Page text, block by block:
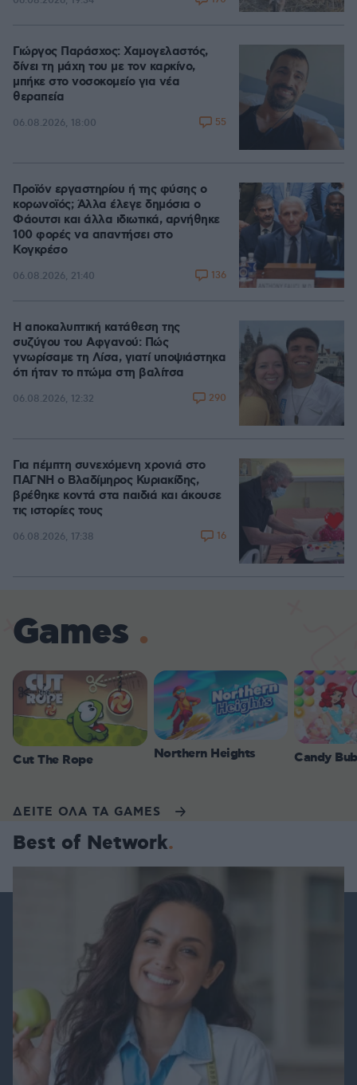
Γιώργος Παράσχος: Χαμογελαστός,
δίνει τη μάχη του με τον καρκίνο,
μπήκε στο νοσοκομείο για νέα
θεραπεία
06.08.2026, 18:00 55
Προϊόν εργαστηρίου ή της φύσης ο
κορωνοϊός; Άλλα έλεγε δημόσια ο
Φάουτσι και άλλα ιδιωτικά, αρνήθηκε
100 φορές να απαντήσει στο
Κογκρέσο
06.08.2026, 21:40 136
Η αποκαλυπτική κατάθεση της
συζύγου του Αφγανού: Πώς
γνωρίσαμε τη Λίσα, γιατί υποψιάστηκα
ότι ήταν το πτώμα στη βαλίτσα
06.08.2026, 12:32 290
Για πέμπτη συνεχόμενη χρονιά στο
ΠΑΓΝΗ ο Βλαδίμηρος Κυριακίδης,
βρέθηκε κοντά στα παιδιά και άκουσε
τις ιστορίες τους
06.08.2026, 17:38 16
Games
Cut The Rope Northern Heights Candy
ΔΕΙΤΕ ΟΛΑ ΤΑ GAMES
Best of Network